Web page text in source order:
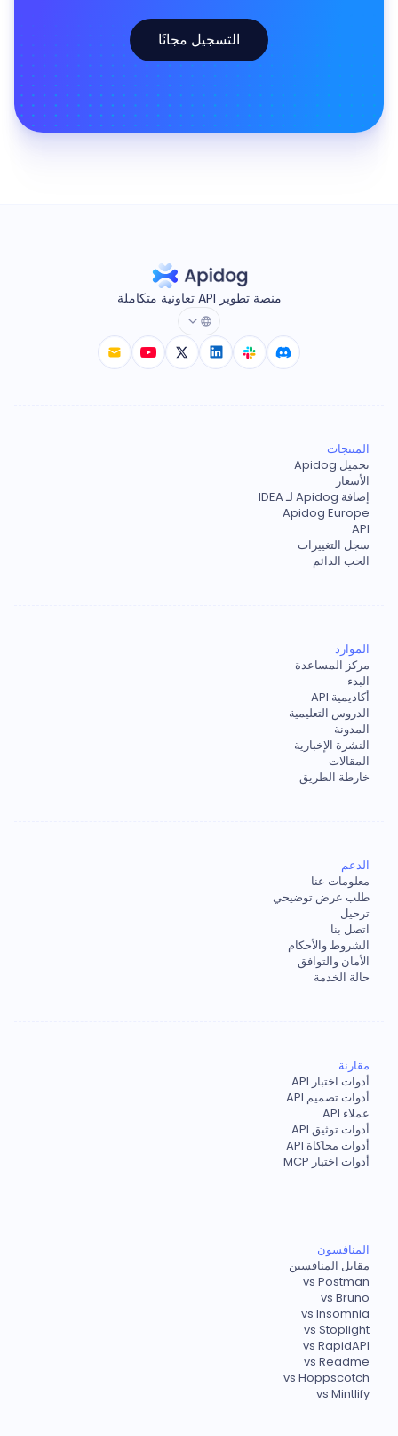
التسجيل مجانًا
منصة تطوير API تعاونية متكاملة
المنتجات
تحميل Apidog
الأسعار
إضافة Apidog لـ IDEA
Apidog Europe
API
سجل التغييرات
الحب الدائم
الموارد
مركز المساعدة
البدء
أكاديمية API
الدروس التعليمية
المدونة
النشرة الإخبارية
المقالات
خارطة الطريق
الدعم
معلومات عنا
طلب عرض توضيحي
ترحيل
اتصل بنا
الشروط والأحكام
الأمان والتوافق
حالة الخدمة
مقارنة
أدوات اختبار API
أدوات تصميم API
عملاء API
أدوات توثيق API
أدوات محاكاة API
أدوات اختبار MCP
المنافسون
مقابل المنافسين
vs Postman
vs Bruno
vs Insomnia
vs Stoplight
vs RapidAPI
vs Readme
vs Hoppscotch
vs Mintlify